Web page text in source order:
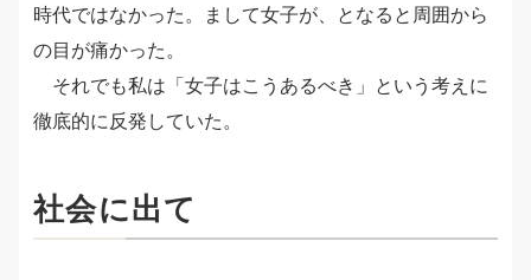
時代ではなかった。まして女子が、となると周囲から
の目が痛かった。
それでも私は「女子はこうあるべき」という考えに
徹底的に反発していた。
社会に出て